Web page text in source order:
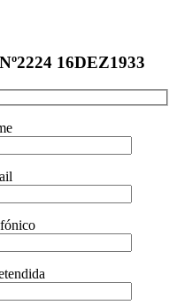
16DEZ1933